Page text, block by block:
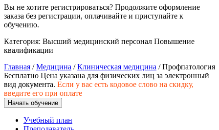
Допуски
Экономика и управление
Управление производством
общественного питания в
организации
Управление административно-
Вы не хотите регистрироваться? Продолжите оформление
заказа без регистрации, оплачивайте и приступайте к
обучению.
Категория: Высший медицинский персонал Повышение
квалификации
Главная /Медицина /Клиническая медицина / Профпатология
Бесплатно Цена указана для физических лиц за электронный
вид документа. Если у вас есть кодовое слово на скидку,
введите его при оплате
Начать обучение
Учебный план